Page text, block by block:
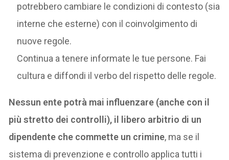
potrebbero cambiare le condizioni di contesto (sia
interne che esterne) con il coinvolgimento di
nuove regole.
Continua a tenere informate le tue persone. Fai
cultura e diffondi il verbo del rispetto delle regole.
Nessun ente potrà mai influenzare (anche con il
più stretto dei controlli), il libero arbitrio di un
dipendente che commette un crimine, ma se il
sistema di prevenzione e controllo applica tutti i